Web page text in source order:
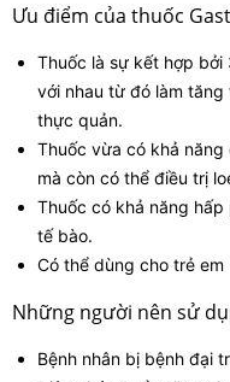
Ưu điểm của thuốc
Thuốc là sự kết hợp
với nhau từ đó làm
thực quản.
Thuốc vừa có khả
mà còn có thể điều trị
Thuốc có khả năng
tế bào.
Có thể dùng cho trẻ em
Những người nên sử
Bệnh nhân bị bệnh đại